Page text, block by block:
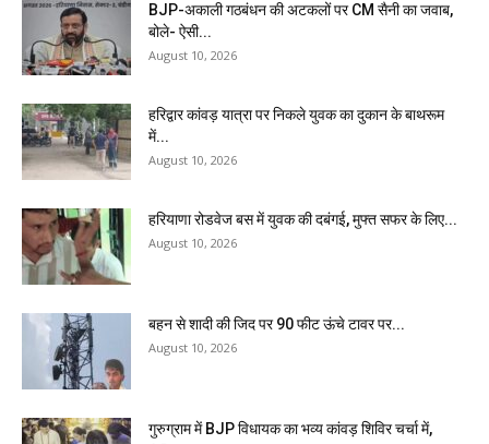
BJP-अकाली गठबंधन की अटकलों पर CM सैनी का जवाब,
बोले- ऐसी...
August 10, 2026
हरिद्वार कांवड़ यात्रा पर निकले युवक का दुकान के बाथरूम
में...
August 10, 2026
हरियाणा रोडवेज बस में युवक की दबंगई, मुफ्त सफर के लिए...
August 10, 2026
बहन से शादी की जिद पर 90 फीट ऊंचे टावर पर...
August 10, 2026
गुरुग्राम में BJP विधायक का भव्य कांवड़ शिविर चर्चा में,